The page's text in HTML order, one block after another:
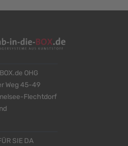
OHG
Weg 45-49
Flechtdorf
SIE DA